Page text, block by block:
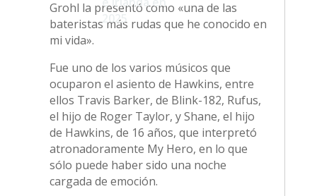
2025
Grohl la presentó como «una de las
bateristas más rudas que he conocido en
mi vida».
Fue uno de los varios músicos que
ocuparon el asiento de Hawkins, entre
ellos Travis Barker, de Blink-182, Rufus,
el hijo de Roger Taylor, y Shane, el hijo
de Hawkins, de 16 años, que interpretó
atronadoramente My Hero, en lo que
sólo puede haber sido una noche
cargada de emoción.